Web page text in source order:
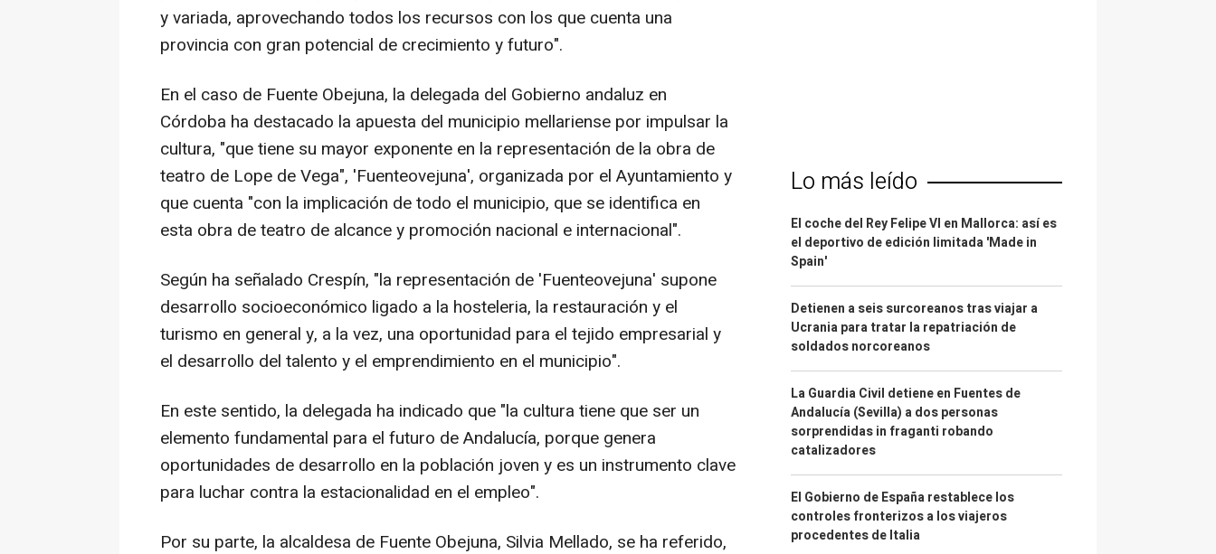
y variada, aprovechando todos los recursos con los que cuenta una
provincia con gran potencial de crecimiento y futuro".
En el caso de Fuente Obejuna, la delegada del Gobierno andaluz en
Córdoba ha destacado la apuesta del municipio mellariense por impulsar la
cultura, "que tiene su mayor exponente en la representación de la obra de
teatro de Lope de Vega", 'Fuenteovejuna', organizada por el Ayuntamiento y
que cuenta "con la implicación de todo el municipio, que se identifica en
esta obra de teatro de alcance y promoción nacional e internacional".
Según ha señalado Crespín, "la representación de 'Fuenteovejuna' supone
desarrollo socioeconómico ligado a la hosteleria, la restauración y el
turismo en general y, a la vez, una oportunidad para el tejido empresarial y
el desarrollo del talento y el emprendimiento en el municipio".
En este sentido, la delegada ha indicado que "la cultura tiene que ser un
elemento fundamental para el futuro de Andalucía, porque genera
oportunidades de desarrollo en la población joven y es un instrumento clave
para luchar contra la estacionalidad en el empleo".
Por su parte, la alcaldesa de Fuente Obejuna, Silvia Mellado, se ha referido,
Lo más leído
El coche del Rey Felipe VI en Mallorca: así es
el deportivo de edición limitada 'Made in
Spain'
Detienen a seis surcoreanos tras viajar a
Ucrania para tratar la repatriación de
soldados norcoreanos
La Guardia Civil detiene en Fuentes de
Andalucía (Sevilla) a dos personas
sorprendidas in fraganti robando
catalizadores
El Gobierno de España restablece los
controles fronterizos a los viajeros
procedentes de Italia